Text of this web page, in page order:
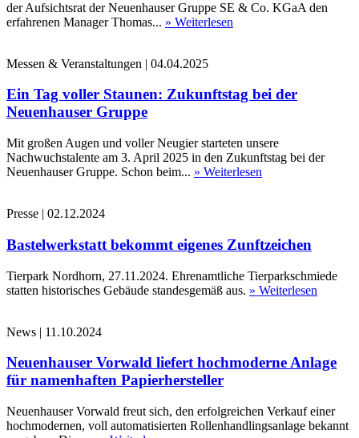
der Aufsichtsrat der Neuenhauser Gruppe SE & Co. KGaA den
erfahrenen Manager Thomas... » Weiterlesen
Messen & Veranstaltungen | 04.04.2025
Ein Tag voller Staunen: Zukunftstag bei der
Neuenhauser Gruppe
Mit großen Augen und voller Neugier starteten unsere
Nachwuchstalente am 3. April 2025 in den Zukunftstag bei der
Neuenhauser Gruppe. Schon beim... » Weiterlesen
Presse | 02.12.2024
Bastelwerkstatt bekommt eigenes Zunftzeichen
Tierpark Nordhorn, 27.11.2024. Ehrenamtliche Tierparkschmiede
statten historisches Gebäude standesgemäß aus. » Weiterlesen
News | 11.10.2024
Neuenhauser Vorwald liefert hochmoderne Anlage
für namenhaften Papierhersteller
Neuenhauser Vorwald freut sich, den erfolgreichen Verkauf einer
hochmodernen, voll automatisierten Rollenhandlingsanlage bekannt